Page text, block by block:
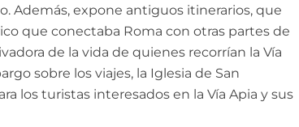
Además, expone antiguos itinerarios, que
que conectaba Roma con otras partes de
de la vida de quienes recorrían la Vía
sobre los viajes, la Iglesia de San
los turistas interesados en la Vía Apia y sus